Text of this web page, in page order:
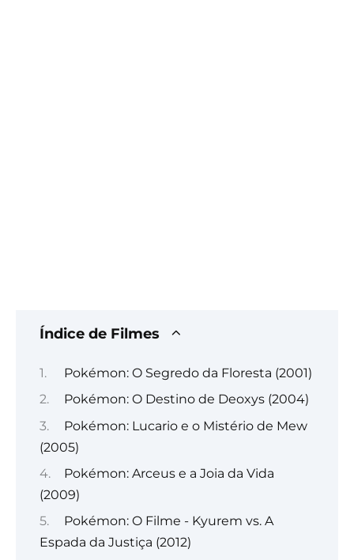
Índice de Filmes
Pokémon: O Segredo da Floresta (2001)
Pokémon: O Destino de Deoxys (2004)
Pokémon: Lucario e o Mistério de Mew
(2005)
Pokémon: Arceus e a Joia da Vida
(2009)
Pokémon: O Filme - Kyurem vs. A
Espada da Justiça (2012)